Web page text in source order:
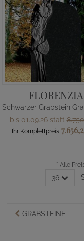
FLORENZIA
bis 01.09.26 statt
Ihr Komplettpreis
* Alle
36
GRABSTEINE